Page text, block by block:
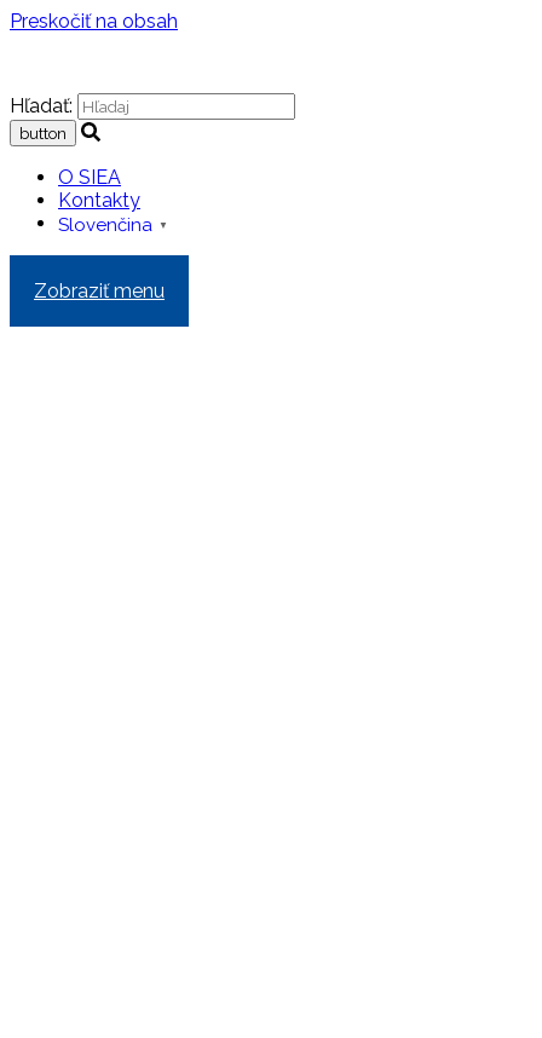
Preskočiť na obsah
Hľadať:
O SIEA
Kontakty
Slovenčina ▼
Zobraziť menu